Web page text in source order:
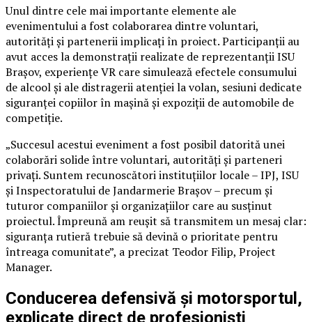
Unul dintre cele mai importante elemente ale
evenimentului a fost colaborarea dintre voluntari,
autorități și partenerii implicați în proiect. Participanții au
avut acces la demonstrații realizate de reprezentanții ISU
Brașov, experiențe VR care simulează efectele consumului
de alcool și ale distragerii atenției la volan, sesiuni dedicate
siguranței copiilor în mașină și expoziții de automobile de
competiție.
„Succesul acestui eveniment a fost posibil datorită unei
colaborări solide între voluntari, autorități și parteneri
privați. Suntem recunoscători instituțiilor locale – IPJ, ISU
și Inspectoratului de Jandarmerie Brașov – precum și
tuturor companiilor și organizațiilor care au susținut
proiectul. Împreună am reușit să transmitem un mesaj clar:
siguranța rutieră trebuie să devină o prioritate pentru
întreaga comunitate”, a precizat Teodor Filip, Project
Manager.
Conducerea defensivă și motorsportul,
explicate direct de profesioniști